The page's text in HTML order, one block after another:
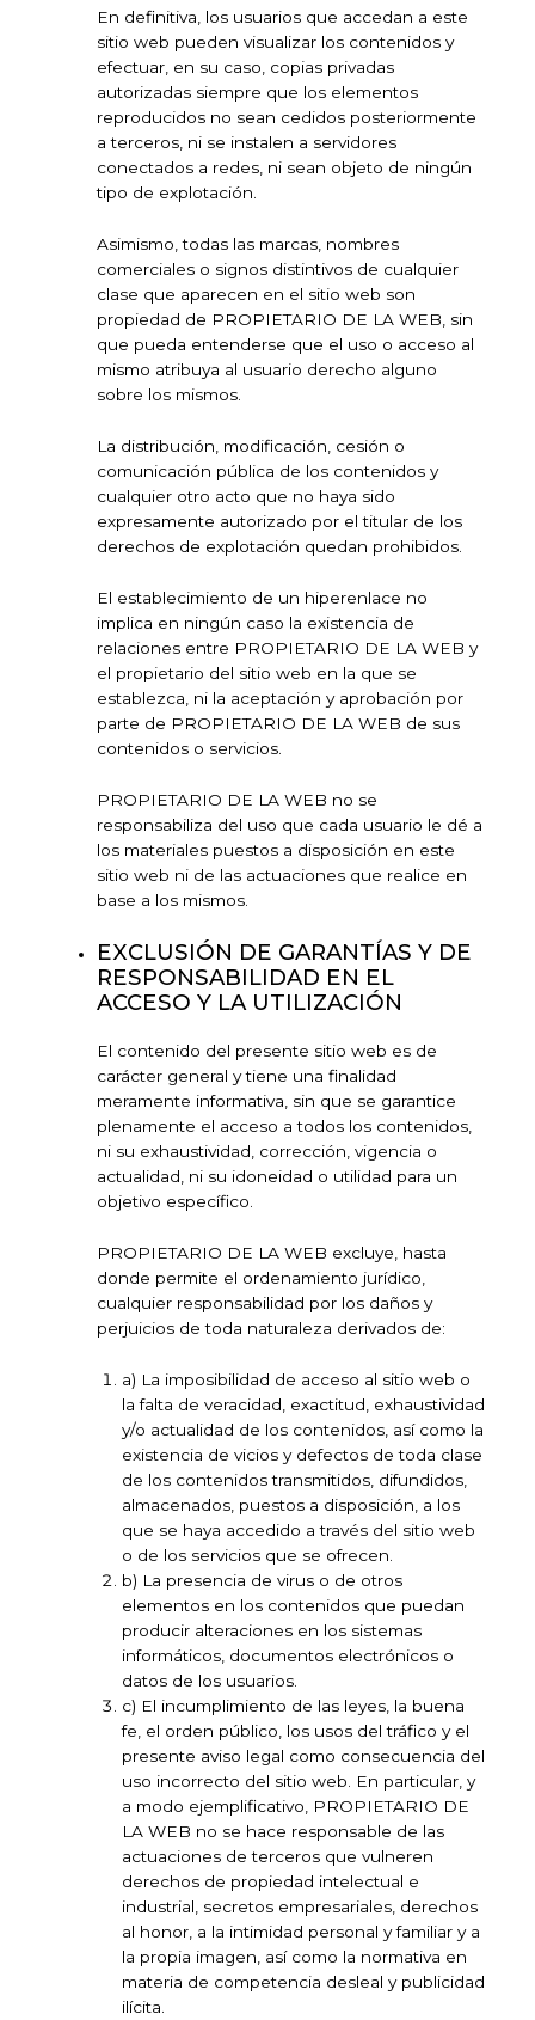
En definitiva, los usuarios que accedan a este
sitio web pueden visualizar los contenidos y
efectuar, en su caso, copias privadas
autorizadas siempre que los elementos
reproducidos no sean cedidos posteriormente
a terceros, ni se instalen a servidores
conectados a redes, ni sean objeto de ningún
tipo de explotación.
Asimismo, todas las marcas, nombres
comerciales o signos distintivos de cualquier
clase que aparecen en el sitio web son
propiedad de PROPIETARIO DE LA WEB, sin
que pueda entenderse que el uso o acceso al
mismo atribuya al usuario derecho alguno
sobre los mismos.
La distribución, modificación, cesión o
comunicación pública de los contenidos y
cualquier otro acto que no haya sido
expresamente autorizado por el titular de los
derechos de explotación quedan prohibidos.
El establecimiento de un hiperenlace no
implica en ningún caso la existencia de
relaciones entre PROPIETARIO DE LA WEB y
el propietario del sitio web en la que se
establezca, ni la aceptación y aprobación por
parte de PROPIETARIO DE LA WEB de sus
contenidos o servicios.
PROPIETARIO DE LA WEB no se
responsabiliza del uso que cada usuario le dé a
los materiales puestos a disposición en este
sitio web ni de las actuaciones que realice en
base a los mismos.
EXCLUSIÓN DE GARANTÍAS Y DE
RESPONSABILIDAD EN EL
ACCESO Y LA UTILIZACIÓN
El contenido del presente sitio web es de
carácter general y tiene una finalidad
meramente informativa, sin que se garantice
plenamente el acceso a todos los contenidos,
ni su exhaustividad, corrección, vigencia o
actualidad, ni su idoneidad o utilidad para un
objetivo específico.
PROPIETARIO DE LA WEB excluye, hasta
donde permite el ordenamiento jurídico,
cualquier responsabilidad por los daños y
perjuicios de toda naturaleza derivados de:
a) La imposibilidad de acceso al sitio web o
la falta de veracidad, exactitud, exhaustividad
y/o actualidad de los contenidos, así como la
existencia de vicios y defectos de toda clase
de los contenidos transmitidos, difundidos,
almacenados, puestos a disposición, a los
que se haya accedido a través del sitio web
o de los servicios que se ofrecen.
b) La presencia de virus o de otros
elementos en los contenidos que puedan
producir alteraciones en los sistemas
informáticos, documentos electrónicos o
datos de los usuarios.
c) El incumplimiento de las leyes, la buena
fe, el orden público, los usos del tráfico y el
presente aviso legal como consecuencia del
uso incorrecto del sitio web. En particular, y
a modo ejemplificativo, PROPIETARIO DE
LA WEB no se hace responsable de las
actuaciones de terceros que vulneren
derechos de propiedad intelectual e
industrial, secretos empresariales, derechos
al honor, a la intimidad personal y familiar y a
la propia imagen, así como la normativa en
materia de competencia desleal y publicidad
ilícita.